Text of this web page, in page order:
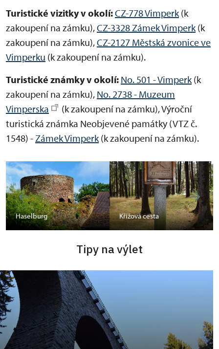
Turistické vizitky v okolí:CZ-778 Vimperk(k
zakoupení na zámku),CZ-3328 Zámek Vimperk(k
zakoupení na zámku),CZ-2127 Městská zvonice ve
Vimperku (k zakoupení na zámku).
Turistické známky v okolí: No. 501 - Vimperk(k
zakoupení na zámku), No. 2738 - Muzeum
Vimperska
(k zakoupení na zámku), Výroční
turistická známka Neobjevené památky (VTZ č.
1548) -Zámek Vimperk(k zakoupení na zámku).
Haselburg Křížová cesta
Tipy na výlet